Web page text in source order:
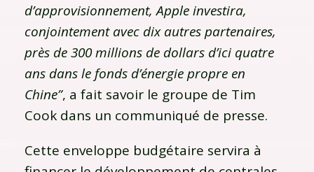
d’approvisionnement, Apple investira,
conjointement avec dix autres partenaires,
près de 300 millions de dollars d’ici quatre
ans dans le fonds d’énergie propre en
Chine”, a fait savoir le groupe de Tim
Cook dans un communiqué de presse.
Cette enveloppe budgétaire servira à